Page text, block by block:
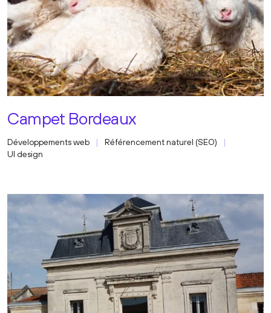
Campet Bordeaux
Développements web
Référencement naturel (SEO)
UI design